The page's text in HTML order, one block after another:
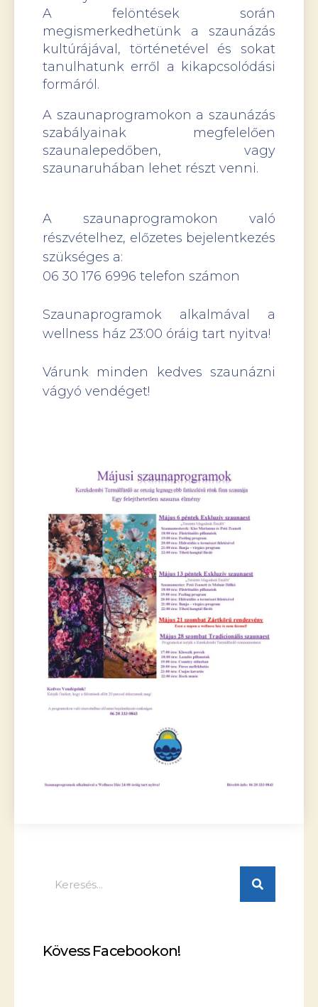
A felöntések során
megismerkedhetünk a szaunázás
kultúrájával, történetével és sokat
tanulhatunk erről a kikapcsolódási
formáról.
A szaunaprogramokon a szaunázás
szabályainak megfelelően
szaunalepedőben, vagy
szaunaruhában lehet részt venni.
A szaunaprogramokon való
részvételhez, előzetes bejelentkezés
szükséges a:
06 30 176 6996 telefon számon
Szaunaprogramok alkalmával a
wellness ház 23:00 óráig tart nyitva!
Várunk minden kedves szaunázni
vágyó vendéget!
Kövess Facebookon!